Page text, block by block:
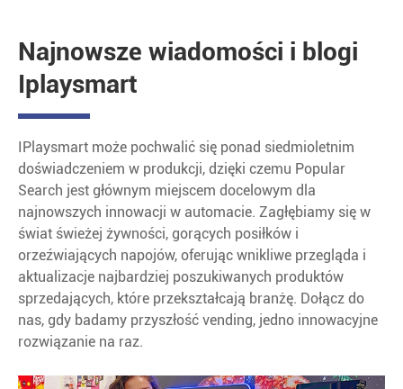
Najnowsze wiadomości i blogi
Iplaysmart
IPlaysmart może pochwalić się ponad siedmioletnim
doświadczeniem w produkcji, dzięki czemu Popular
Search jest głównym miejscem docelowym dla
najnowszych innowacji w automacie. Zagłębiamy się w
świat świeżej żywności, gorących posiłków i
orzeźwiających napojów, oferując wnikliwe przegląda i
aktualizacje najbardziej poszukiwanych produktów
sprzedających, które przekształcają branżę. Dołącz do
nas, gdy badamy przyszłość vending, jedno innowacyjne
rozwiązanie na raz.